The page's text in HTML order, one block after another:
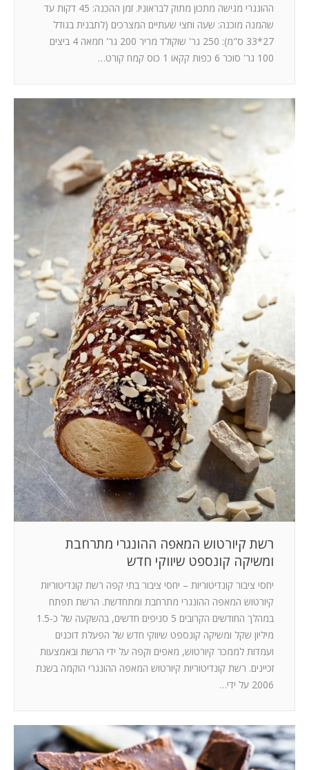
ההונגרי מגישה מתכון מתוק לבראוניז. זמן ההכנה: 45 דקות עד
שהמנה מוכנה: שעה וחצי שעתיים המצרכים (לתבנית בגודל
27*33 ס"מ): 250 גר' שוקולד מריר 200 גר' חמאה 4 ביצים
100 גר' סוכר 6 כפות קקאו 1 כוס קמח קורט…
רשת קיורטוש המאפה ההונגרי מתרחבת
ומשיקה קונספט שיווקי חדש
יחסי ציבור קונדיטוריות – יחסי ציבור בתי קפה רשת קונדיטוריות
קיורטוש המאפה ההונגרי מתרחבת ומתחדשת. הרשת תפתח
במהלך החודשים הקרובים 5 סניפים חדשים, בהשקעה של כ-1.5
מיליון שקל ומשיקה קונספט שיווקי חדש של הפעלת דוכנים
ועמדות לממכר קיורטוש, מאפים וקפה על ידי הרשת ובאמצעות
זכיינים. רשת קונדיטוריות קיורטוש המאפה ההונגרי הוקמה בשנת
2006 על ידי…